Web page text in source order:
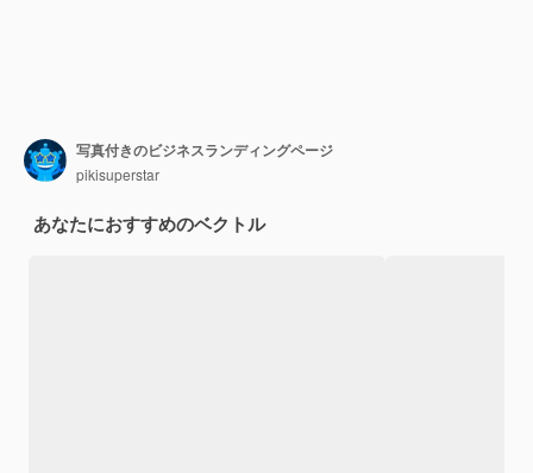
写真付きのビジネスランディングページ
pikisuperstar
あなたにおすすめのベクトル